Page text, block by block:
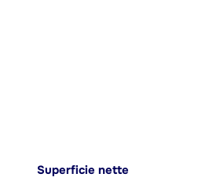
Superficie nette